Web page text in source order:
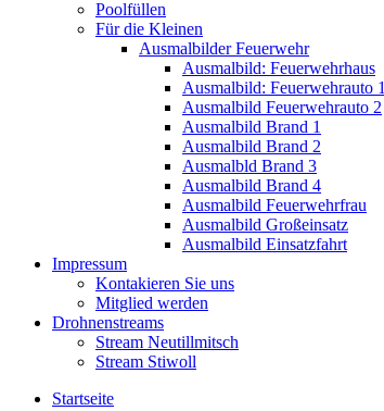
Poolfüllen
Für die Kleinen
Ausmalbilder Feuerwehr
Ausmalbild: Feuerwehrhaus
Ausmalbild: Feuerwehrauto 1
Ausmalbild Feuerwehrauto 2
Ausmalbild Brand 1
Ausmalbild Brand 2
Ausmalbld Brand 3
Ausmalbild Brand 4
Ausmalbild Feuerwehrfrau
Ausmalbild Großeinsatz
Ausmalbild Einsatzfahrt
Impressum
Kontakieren Sie uns
Mitglied werden
Drohnenstreams
Stream Neutillmitsch
Stream Stiwoll
Startseite